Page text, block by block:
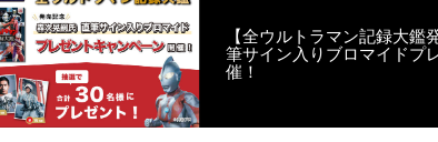
【全ウルトラマン記録大鑑
筆サイン入りブロマイドプ
催！